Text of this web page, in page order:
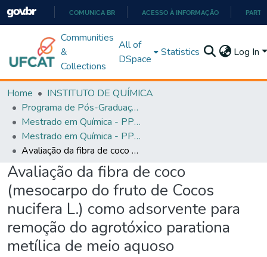
PARA
O
COMUNICA BR ACESSO À INFORMAÇÃO
Communities
&
Collections
All of
DSpace
Statistics Log In
Home
INSTITUTO DE QUÍMICA
Programa de Pós-Graduação em Química - PPGQ
Mestrado em Química - PPGQ
Mestrado em Química - PPGQ
Avaliação da fibra de coco (mesocarpo do fruto de Cocos nucifera L.) como adsorvente para remoção do agrotóxico parationa metílica de meio aquoso
Avaliação da fibra de coco
(mesocarpo do fruto de Cocos
nucifera L.) como adsorvente para
remoção do agrotóxico parationa
metílica de meio aquoso